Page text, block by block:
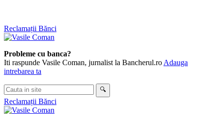
Skip
to
Reclamații Bănci
Probleme cu banca?
Iti raspunde Vasile Coman, jurnalist la Bancherul.ro Adauga
intrebarea ta
Cauta
in
site
🔍
Reclamații Bănci